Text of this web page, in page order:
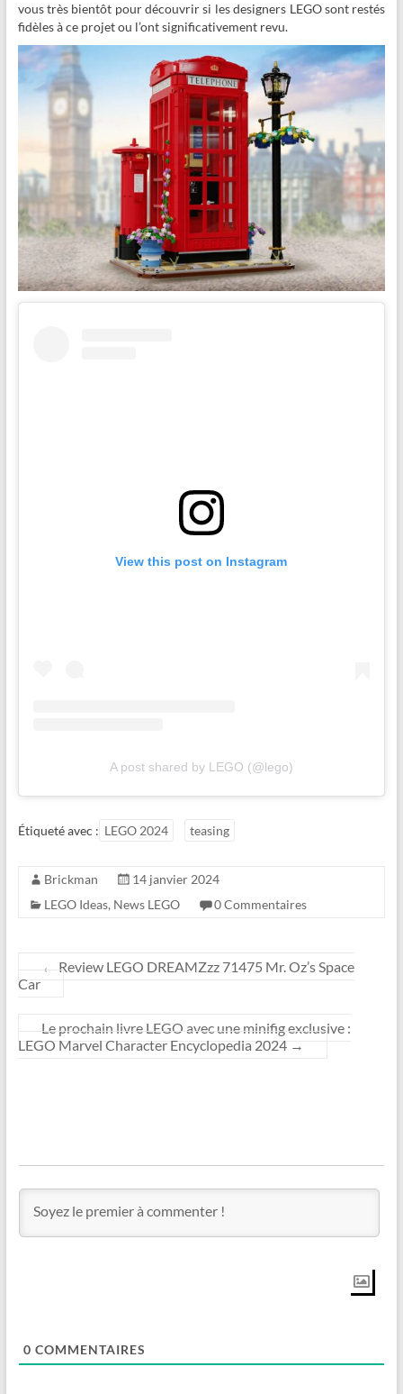
vous très bientôt pour découvrir si les designers LEGO sont restés
fidèles à ce projet ou l’ont significativement revu.
View this post on Instagram
A post shared by LEGO (@lego)
Étiqueté avec : LEGO 2024 teasing
Brickman
14 janvier 2024
LEGO Ideas, News LEGO 0 Commentaires
←
Review LEGO DREAMZzz 71475 Mr. Oz’s Space
Car
Le prochain livre LEGO avec une minifig exclusive :
LEGO Marvel Character Encyclopedia 2024 →
0 COMMENTAIRES